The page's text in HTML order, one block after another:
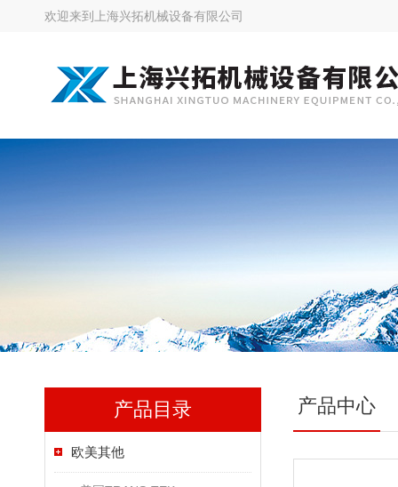
欢迎来到 上海兴拓机械设备有限公司
产品目录
欧美其他
产品中心